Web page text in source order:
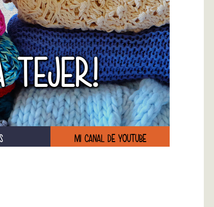
TEJER!
MI CANAL DE YOUTUBE